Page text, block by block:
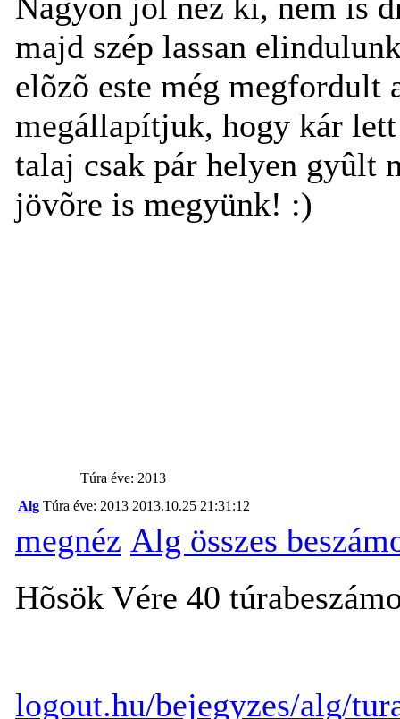
majd szép lassan
elõzõ este még megfordult
megállapítjuk, hogy kár lett
talaj csak pár helyen gyûlt
jövõre is megyünk! :)
Túra éve: 2013
Alg Túra éve: 2013 2013.10.25 21:31:12
megnéz Alg összes
Hõsök Vére 40
logout.hu/bejegyzes/alg/